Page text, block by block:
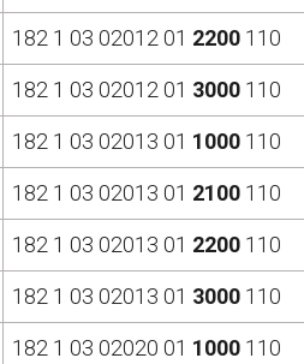
182 1 03 02012 01 2200 110
182 1 03 02012 01 3000 110
182 1 03 02013 01 1000 110
182 1 03 02013 01 2100 110
182 1 03 02013 01 2200 110
182 1 03 02013 01 3000 110
182 1 03 02020 01 1000 110